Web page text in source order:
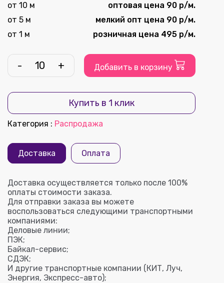
от 10 м
оптовая цена 90 р/м.
от 5 м
мелкий опт цена 90 р/м.
от 1 м
розничная цена 495 р/м.
- + Добавить в корзину
Купить в 1 клик
Категория : Распродажа
Доставка Оплата
Доставка осуществляется только после 100%
оплаты стоимости заказа.
Для отправки заказа вы можете
воспользоваться следующими транспортными
компаниями:
Деловые линии;
ПЭК;
Байкал-сервис;
СДЭК;
И другие транспортные компании (КИТ, Луч,
Энергия, Экспресс-авто);